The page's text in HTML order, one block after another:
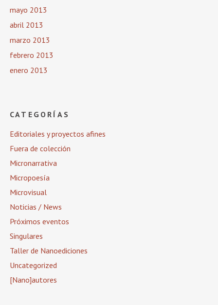
mayo 2013
abril 2013
marzo 2013
febrero 2013
enero 2013
CATEGORÍAS
Editoriales y proyectos afines
Fuera de colección
Micronarrativa
Micropoesía
Microvisual
Noticias / News
Próximos eventos
Singulares
Taller de Nanoediciones
Uncategorized
[Nano]autores